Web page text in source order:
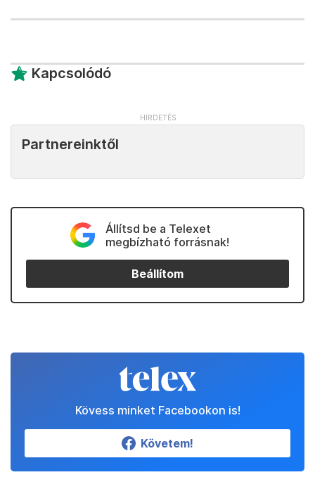
Kapcsolódó
Partnereinktől
Állítsd be a Telexet
megbízható forrásnak!
Beállítom
Kövess minket Facebookon is!
Követem!